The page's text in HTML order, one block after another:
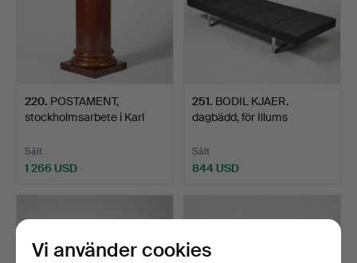
220. POSTAMENT,
stockholmsarbete i Karl
Sålt
1 266 USD
251. BODIL KJAER.
dagbädd, för Illums
Sålt
844 USD
Vi använder cookies